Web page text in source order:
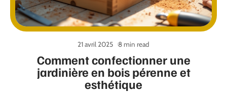
Comment confectionner une
jardinière en bois pérenne et
esthétique
21 avril 2025 8 min read